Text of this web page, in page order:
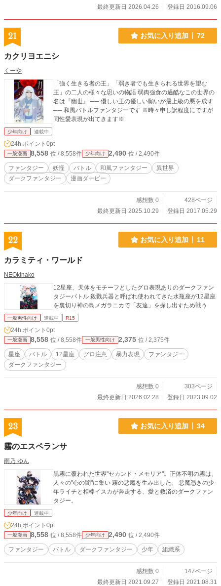
最終更新日 2026.04.26
登録日 2016.09.06
21 お気に入り追加 72
カクリヨエニシ
くーや
「強く生きる者の王」「弱き者でも生きられる世界を望む
王」の二人の様々な思いの物語 弱肉強食の過酷なこの世界の
名は『幽世』 ── 優しい王の優しい願いが最上級の悪を成す
── 和風バトルファンタジーです ※時々申し訳程度にですが
同性愛表現が出てきます※
少年向け 連載中
24h.ポイント 0pt
一般漫画 8,558 位 / 8,558件 少年向け 2,490 位 / 2,490件
ファンタジー 妖怪 バトル 和風ファンタジー
異世界
ダークファンタジー
漫画ダービー
感想数 0
428ページ
最終更新日 2025.10.29
登録日 2017.05.29
22 お気に入り追加 11
カラミティ・ワールド
NEOkinako
12星座、天体をモチーフとしたグロ表現ありのダークファン
タジーバトル 殺戮兵器と呼ばれ使われてきた水瓶座が12星座
を裏切り神の島メガラニカで「友達」を探し出すため戦う
一般男性向け 連載中 R15
24h.ポイント 0pt
一般漫画 8,558 位 / 8,558件 一般男性向け 2,375 位 / 2,375件
星座 バトル 12星座 グロ注意 暴力表現
ファンタジー
ダークファンタジー
感想数 0
303ページ
最終更新日 2026.02.28
登録日 2023.09.02
23 お気に入り追加 34
霧のエスペランサ
雨乃 ゆん
黒霧に覆われた世界"セカンド・メモリア"。正体不明の霧は、
人々の"心の闇"に集い 霧の悪魔を生み出した。 悪魔憑きの少
年ライチと相棒イスカが奔走する、愛と救済のダークファン
タジー。
少年向け 連載中
24h.ポイント 0pt
一般漫画 8,558 位 / 8,558件 少年向け 2,490 位 / 2,490件
ファンタジー バトル ダークファンタジー 少年 組織系
感想数 0
147ページ
最終更新日 2021.09.27
登録日 2021.08.31